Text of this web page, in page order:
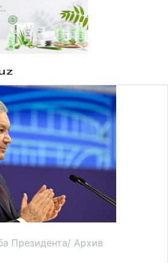
Президента/ Архив